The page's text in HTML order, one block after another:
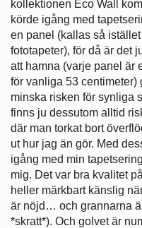
kollektionen Eco Wall
körde igång med
en panel (kallas så
fototapeter), för då är det
att hamna (varje panel är
för vanliga 53 centimeter)
minska risken för synliga
finns ju dessutom alltid
där man torkat bort
ut hur jag än gör. Med
igång med min
mig. Det var bra kvalitet
heller märkbart känslig
är nöjd… och grannarna
*skratt*). Och golvet är